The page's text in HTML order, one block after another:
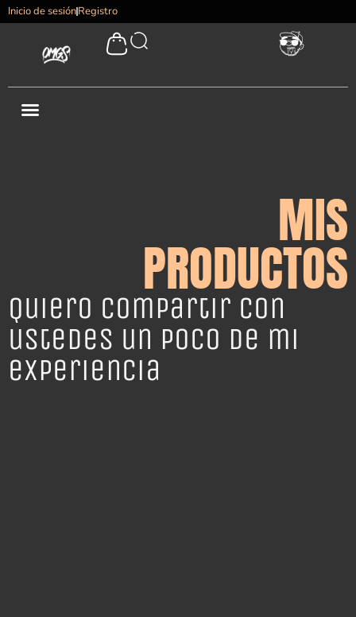
Inicio de sesiónRegistro
MIS
PRODUCTOS
Quiero compartir con
ustedes un poco de mi
experiencia